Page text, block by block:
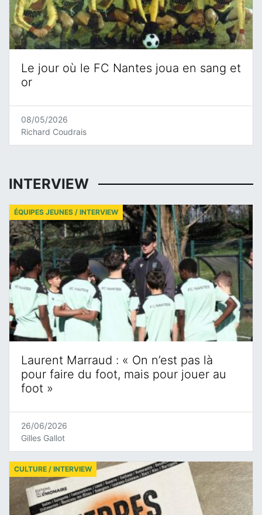
Le jour où le FC Nantes joua en sang et
or
08/05/2026
Richard Coudrais
INTERVIEW
Laurent Marraud : « On n’est pas là
pour faire du foot, mais pour jouer au
foot »
ÉQUIPES JEUNES / INTERVIEW
26/06/2026
Gilles Gallot
CULTURE / INTERVIEW